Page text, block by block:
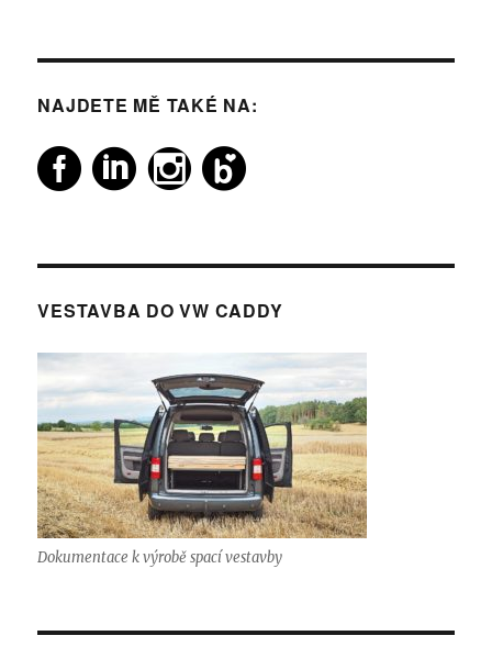
NAJDETE MĚ TAKÉ NA:
VESTAVBA DO VW CADDY
Dokumentace k výrobě spací vestavby